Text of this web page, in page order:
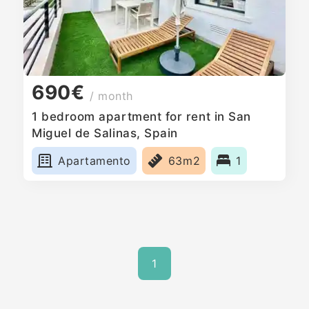
690€ / month
1 bedroom apartment for rent in San
Miguel de Salinas, Spain
Apartamento
63m2 1
1